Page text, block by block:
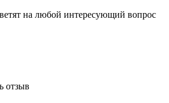
на любой интересующий вопрос
отзыв